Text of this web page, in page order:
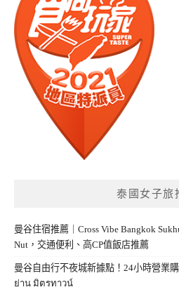
泰國女子旅
曼谷住宿推薦｜Cross Vibe Bangkok
Nut，交通便利、高CP值飯店推薦
曼谷自由行不夜城新據點！24小時營業
ย่าน มิตรทาวน์